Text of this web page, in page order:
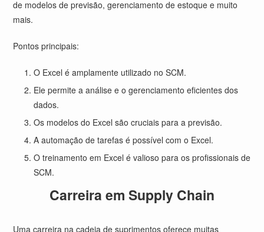
de modelos de previsão, gerenciamento de estoque e muito
mais.
Pontos principais:
O Excel é amplamente utilizado no SCM.
Ele permite a análise e o gerenciamento eficientes dos
dados.
Os modelos do Excel são cruciais para a previsão.
A automação de tarefas é possível com o Excel.
O treinamento em Excel é valioso para os profissionais de
SCM.
Carreira em Supply Chain
Uma carreira na cadeia de suprimentos oferece muitas